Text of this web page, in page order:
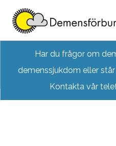
content
Har du frågor om
demenssjukdom eller
Kontakta vår